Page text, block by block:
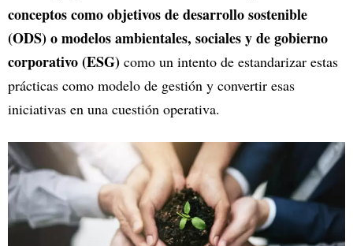
conceptos como objetivos de desarrollo sostenible
(ODS) o modelos ambientales, sociales y de gobierno
corporativo (ESG) como un intento de estandarizar estas
prácticas como modelo de gestión y convertir esas
iniciativas en una cuestión operativa.